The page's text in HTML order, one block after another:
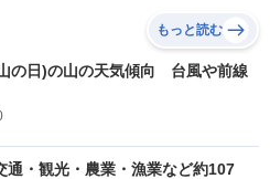
もっと読む
の日)の山の天気傾向 台風や前線
通・観光・農業・漁業など約107